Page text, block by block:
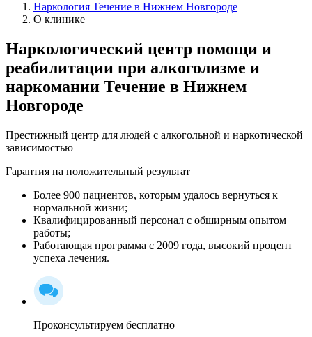
Наркология Течение в Нижнем Новгороде
О клинике
Наркологический центр помощи и
реабилитации при алкоголизме и
наркомании Течение в Нижнем
Новгороде
Престижный центр для людей с алкогольной и наркотической
зависимостью
Гарантия на положительный результат
Более 900 пациентов, которым удалось вернуться к
нормальной жизни;
Квалифицированный персонал c обширным опытом
работы;
Работающая программа с 2009 года, высокий процент
успеха лечения.
Проконсультируем бесплатно